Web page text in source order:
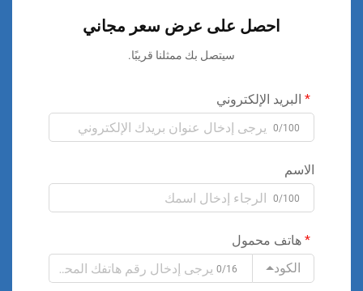
احصل على عرض سعر مجاني
سيتصل بك ممثلنا قريبًا.
البريد الإلكتروني
0/100
الاسم
0/100
هاتف محمول
الكود
0/16